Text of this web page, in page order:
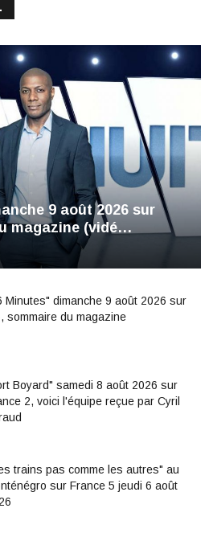
9 août 2026 sur
magazine (vidé…
Minutes" dimanche 9 août 2026 sur
sommaire du magazine
Boyard" samedi 8 août 2026 sur
2, voici l'équipe reçue par Cyril
trains pas comme les autres" au
sur France 5 jeudi 6 août